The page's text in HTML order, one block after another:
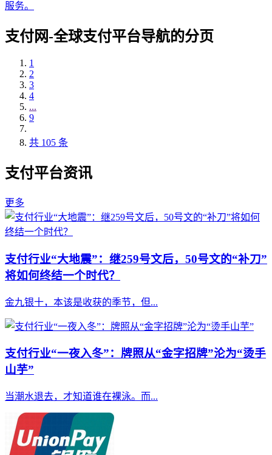
服务。
支付网-全球支付平台导航的分页
1
2
3
4
...
9
共 105 条
支付平台资讯
更多
支付行业“大地震”：继259号文后，50号文的“补刀”
将如何终结一个时代？
金九银十，本该是收获的季节，但...
支付行业“一夜入冬”：牌照从“金字招牌”沦为“烫手
山芋”
当潮水退去，才知道谁在裸泳。而...